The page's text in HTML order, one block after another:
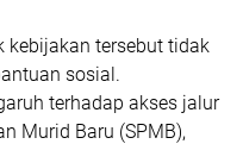
kebijakan tersebut tidak
sosial.
terhadap akses jalur
Murid Baru (SPMB),